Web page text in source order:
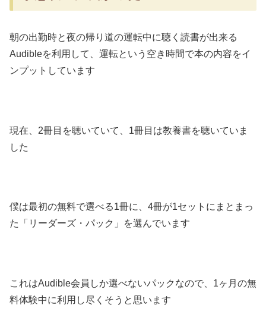
朝の出勤時と夜の帰り道の運転中に聴く読書が出来る
Audibleを利用して、運転という空き時間で本の内容をイ
ンプットしています
現在、2冊目を聴いていて、1冊目は教養書を聴いていま
した
僕は最初の無料で選べる1冊に、4冊が1セットにまとまっ
た「リーダーズ・パック」を選んでいます
これはAudible会員しか選べないパックなので、1ヶ月の無
料体験中に利用し尽くそうと思います